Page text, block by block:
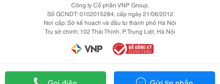
Công ty Cổ phần VNP Group.
Số GCNDT: 0102015284, cấp ngày 21/06/2012
Nơi cấp: Sở kế hoạch và đầu tư thành phố Hà Nội
Trụ sở chính: 102 Thái Thịnh, P. Trung Liệt, Hà Nội